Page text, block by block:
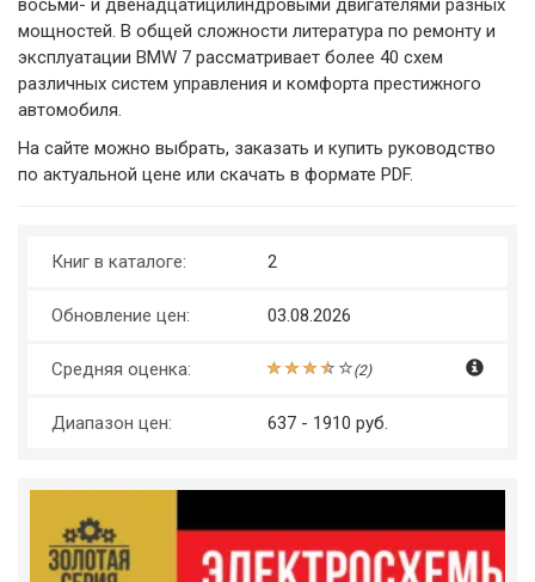
восьми- и двенадцатицилиндровыми двигателями разных
мощностей. В общей сложности литература по ремонту и
эксплуатации BMW 7 рассматривает более 40 схем
различных систем управления и комфорта престижного
автомобиля.
На сайте можно выбрать, заказать и купить руководство
по актуальной цене или скачать в формате PDF.
Книг в каталоге: 2
Обновление цен: 03.08.2026
Средняя оценка: (2)
Диапазон цен: 637 - 1910 руб.